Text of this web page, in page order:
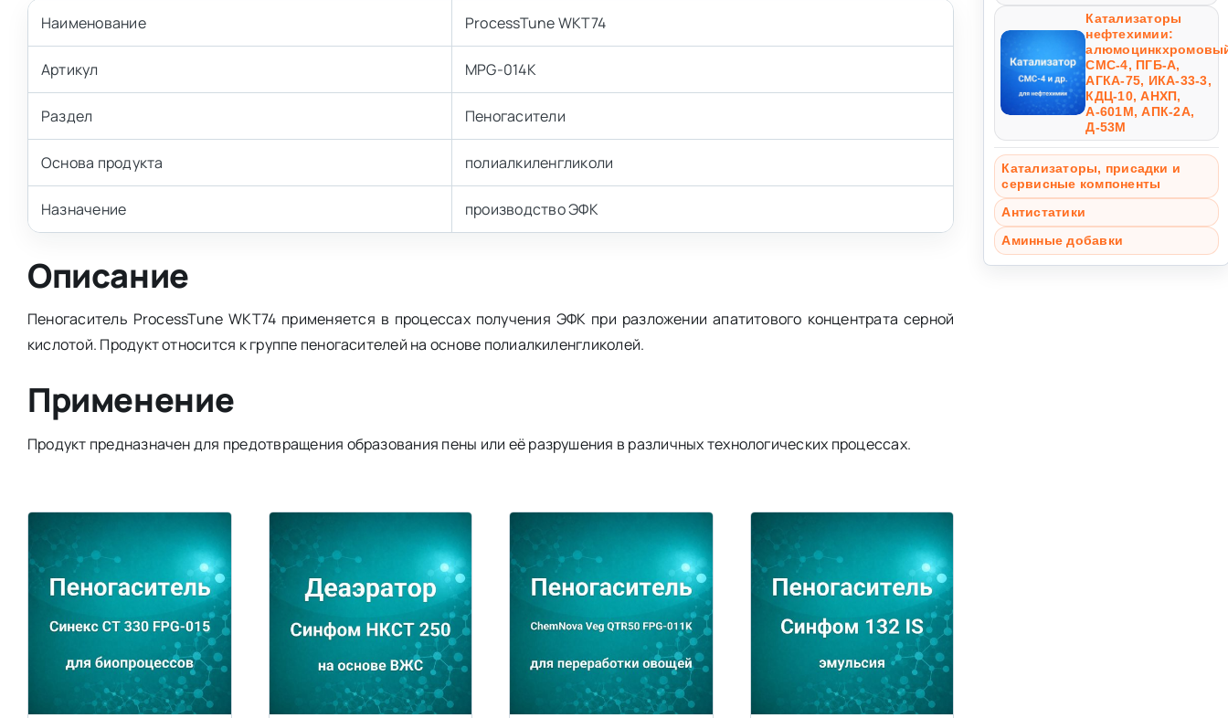
Наименование ProcessTune WKT74
Артикул MPG-014K
Раздел Пеногасители
Основа продукта полиалкиленгликоли
Назначение производство ЭФК
Описание
Пеногаситель ProcessTune WKT74 применяется в процессах получения ЭФК при разложении апатитового концентрата серной
кислотой. Продукт относится к группе пеногасителей на основе полиалкиленгликолей.
Применение
Продукт предназначен для предотвращения образования пены или её разрушения в различных технологических процессах.
Катализаторы
нефтехимии:
СМС-4, ПГБ-А,
АГКА-75, ИКА-33-3,
КДЦ-10, АНХП,
А-601М, АПК-2А,
Д-53М
Катализаторы, присадки и
сервисные компоненты
Антистатики
Аминные добавки